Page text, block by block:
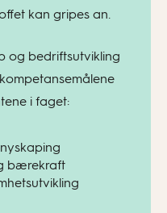
kan gripes an.
og bedriftsutvikling
i faget:
bærekraft